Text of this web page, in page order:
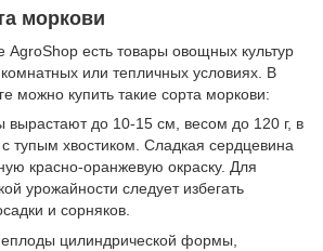
моркови
AgroShop есть товары овощных культур
или тепличных условиях. В
можно купить такие сорта моркови:
вырастают до 10-15 см, весом до 120 г, в
тупым хвостиком. Сладкая сердцевина
красно-оранжевую окраску. Для
урожайности следует избегать
и сорняков.
цилиндрической формы,